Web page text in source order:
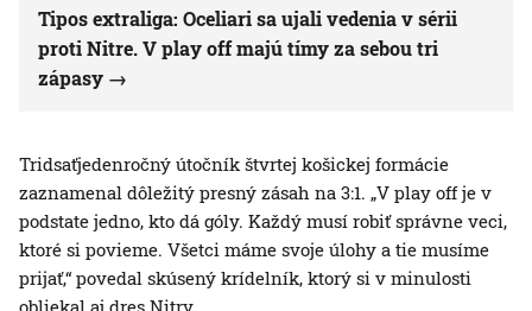
Tipos extraliga: Oceliari sa ujali vedenia v sérii
proti Nitre. V play off majú tímy za sebou tri
zápasy
Tridsaťjedenročný útočník štvrtej košickej formácie
zaznamenal dôležitý presný zásah na 3:1. „V play off je v
podstate jedno, kto dá góly. Každý musí robiť správne veci,
ktoré si povieme. Všetci máme svoje úlohy a tie musíme
prijať,“ povedal skúsený krídelník, ktorý si v minulosti